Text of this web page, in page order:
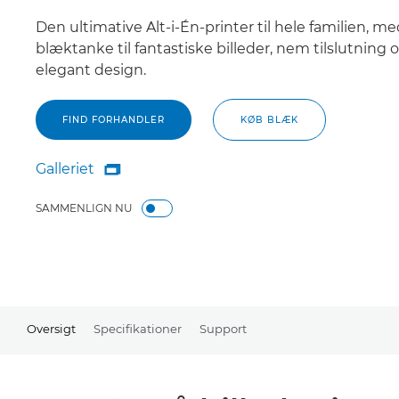
Den ultimative Alt-i-Én-printer til hele familien,
blæktanke til fantastiske billeder, nem tilslutning
elegant design.
FIND FORHANDLER KØB BLÆK
Galleriet
Galleriet

SAMMENLIGN NU
Oversigt Specifikationer Support